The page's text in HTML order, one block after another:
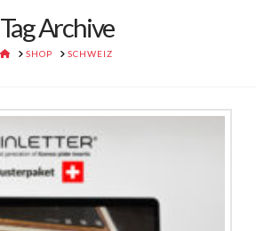
Tag Archive
HOME
SHOP SCHWEIZ